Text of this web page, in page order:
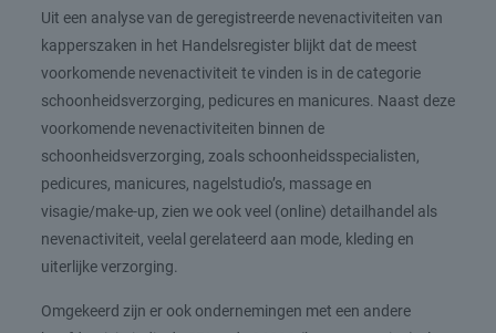
Uit een analyse van de geregistreerde nevenactiviteiten van
kapperszaken in het Handelsregister blijkt dat de meest
voorkomende nevenactiviteit te vinden is in de categorie
schoonheidsverzorging, pedicures en manicures. Naast deze
voorkomende nevenactiviteiten binnen de
schoonheidsverzorging, zoals schoonheidsspecialisten,
pedicures, manicures, nagelstudio’s, massage en
visagie/make-up, zien we ook veel (online) detailhandel als
nevenactiviteit, veelal gerelateerd aan mode, kleding en
uiterlijke verzorging.
Omgekeerd zijn er ook ondernemingen met een andere